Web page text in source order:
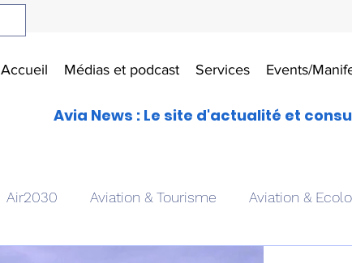
Accueil Médias et podcast Services Events/
Avia News : Le site d'actualité et
Air2030 Aviation & Tourisme Aviation &